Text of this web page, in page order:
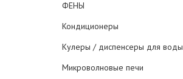
ФЕНЫ
Кондиционеры
Кулеры / диспенсеры для воды
Микроволновые печи